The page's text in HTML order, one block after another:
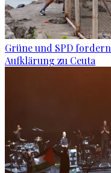
Grüne und SPD
Aufklärung zu Ceuta